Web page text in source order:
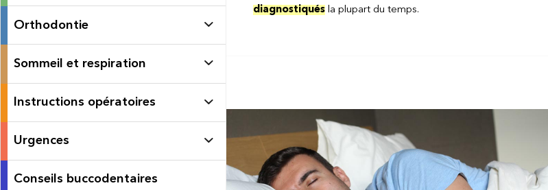
Orthodontie
Sommeil et respiration
Instructions opératoires
Urgences
Conseils buccodentaires
diagnostiquésla plupart du temps.